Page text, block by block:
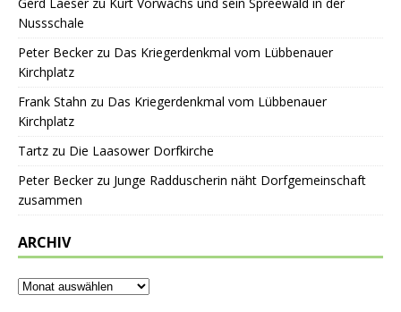
Gerd Laeserzu Kurt Vorwachs und sein Spreewald in der
Nussschale
Peter Beckerzu Das Kriegerdenkmal vom Lübbenauer
Kirchplatz
Frank Stahn zu Das Kriegerdenkmal vom Lübbenauer
Kirchplatz
Tartz zu Die Laasower Dorfkirche
Peter Beckerzu Junge Radduscherin näht Dorfgemeinschaft
zusammen
ARCHIV